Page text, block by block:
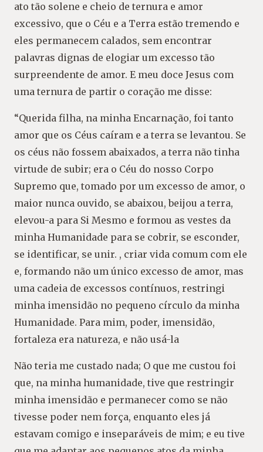
ato tão solene e cheio de ternura e amor
excessivo, que o Céu e a Terra estão tremendo e
eles permanecem calados, sem encontrar
palavras dignas de elogiar um excesso tão
surpreendente de amor. E meu doce Jesus com
uma ternura de partir o coração me disse:
“Querida filha, na minha Encarnação, foi tanto
amor que os Céus caíram e a terra se levantou. Se
os céus não fossem abaixados, a terra não tinha
virtude de subir; era o Céu do nosso Corpo
Supremo que, tomado por um excesso de amor, o
maior nunca ouvido, se abaixou, beijou a terra,
elevou-a para Si Mesmo e formou as vestes da
minha Humanidade para se cobrir, se esconder,
se identificar, se unir. , criar vida comum com ele
e, formando não um único excesso de amor, mas
uma cadeia de excessos contínuos, restringi
minha imensidão no pequeno círculo da minha
Humanidade. Para mim, poder, imensidão,
fortaleza era natureza, e não usá-la
Não teria me custado nada; O que me custou foi
que, na minha humanidade, tive que restringir
minha imensidão e permanecer como se não
tivesse poder nem força, enquanto eles já
estavam comigo e inseparáveis de mim; e eu tive